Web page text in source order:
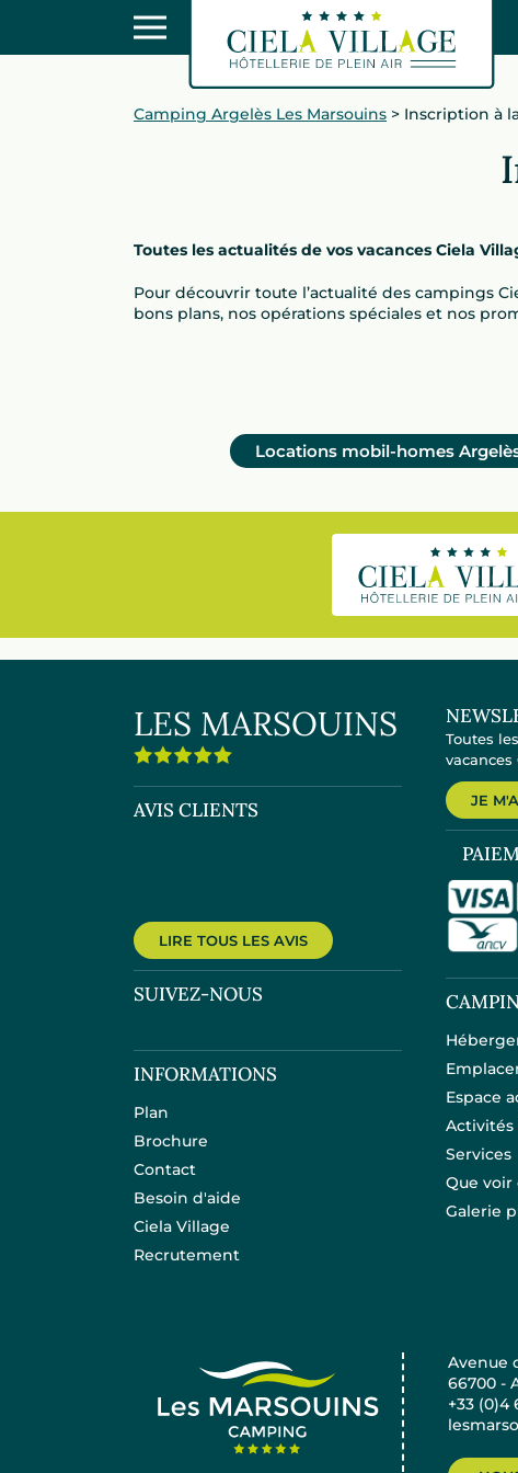
Camping Argelès Les Marsouins > Inscription à
Toutes les actualités de vos vacances Ciela
Pour découvrir toute l’actualité des campings
bons plans, nos opérations spéciales et nos
Locations mobil-homes
LES MARSOUINS
AVIS CLIENTS
LIRE TOUS LES AVIS
SUIVEZ-NOUS
INFORMATIONS
Plan
Brochure
Contact
Besoin d'aide
Ciela Village
Recrutement
Toutes
vacances
JE
Espace
Activités
Services
Que voir
Galerie
Avenue
66700 -
+33 (0)4